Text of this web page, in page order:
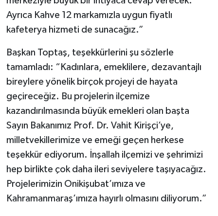
Ayrıca Kahve 12 markamızla uygun fiyatlı
kafeterya hizmeti de sunacağız.”
Başkan Toptaş, teşekkürlerini şu sözlerle
tamamladı: “Kadınlara, emeklilere, dezavantajlı
bireylere yönelik birçok projeyi de hayata
geçireceğiz. Bu projelerin ilçemize
kazandırılmasında büyük emekleri olan başta
Sayın Bakanımız Prof. Dr. Vahit Kirişçi’ye,
milletvekillerimize ve emeği geçen herkese
teşekkür ediyorum. İnşallah ilçemizi ve şehrimizi
hep birlikte çok daha ileri seviyelere taşıyacağız.
Projelerimizin Onikişubat’ımıza ve
Kahramanmaraş’ımıza hayırlı olmasını diliyorum.”